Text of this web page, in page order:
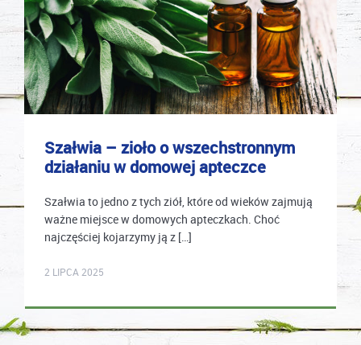
Szałwia – zioło o wszechstronnym
działaniu w domowej apteczce
Szałwia to jedno z tych ziół, które od wieków zajmują
ważne miejsce w domowych apteczkach. Choć
najczęściej kojarzymy ją z […]
2 LIPCA 2025